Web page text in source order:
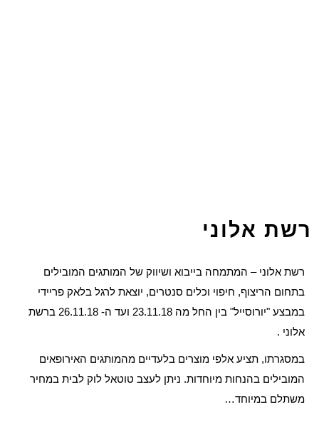
רשת אלוני
רשת אלוני – המתמחה בייבוא ושיווק של המותגים המובילים
בתחום הריצוף, חיפוי וכלים סנטרים, יוצאת לרגל בלאק פריידי
במבצע "יורוסייל" בין החל מה 23.11.18 ועד ה- 26.11.18 ברשת
אלוני .
במסגרתו, תציע אלפי מוצרים בלעדיים מהמותגים האירופאים
המובילים בהנחות מיוחדות. ניתן לעצב טוטאל לוק לבית במחיר
משתלם במיוחד…